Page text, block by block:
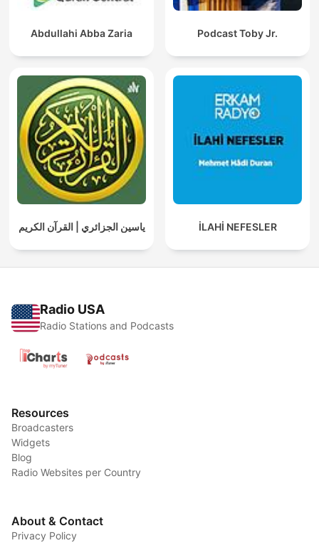
Abdullahi Abba Zaria Podcast Toby Jr.
ياسين الجزائري | القرآن الكريم İLAHİ NEFESLER
Radio USA
Radio Stations and Podcasts
Resources
Broadcasters
Widgets
Blog
Radio Websites per Country
About & Contact
Privacy Policy